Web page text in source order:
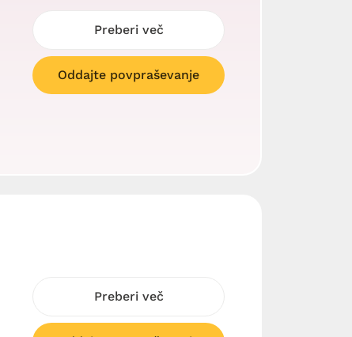
Preberi več
Oddajte povpraševanje
Preberi več